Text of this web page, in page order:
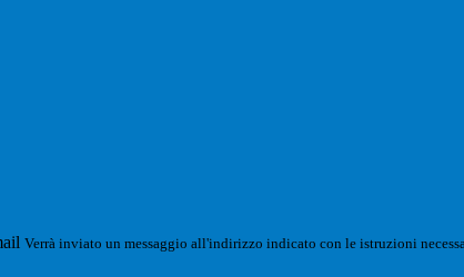
Verrà inviato un messaggio all'indirizzo indicato con le istruzioni